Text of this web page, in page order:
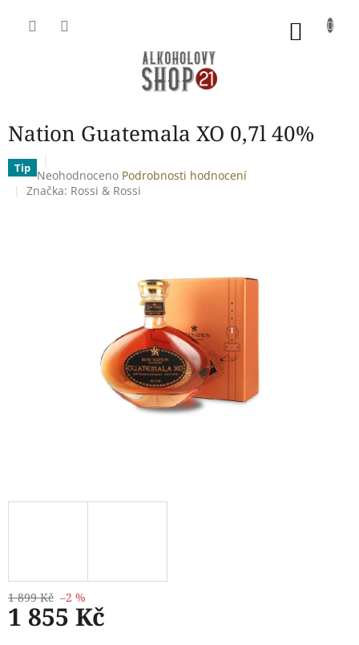
Nation Guatemala XO 0,7l 40%
Tip Průměrné
hodnocení
Neohodnoceno Podrobnosti hodnocení
Značka: Rossi & Rossi
1 899 Kč –2 %
1 855 Kč